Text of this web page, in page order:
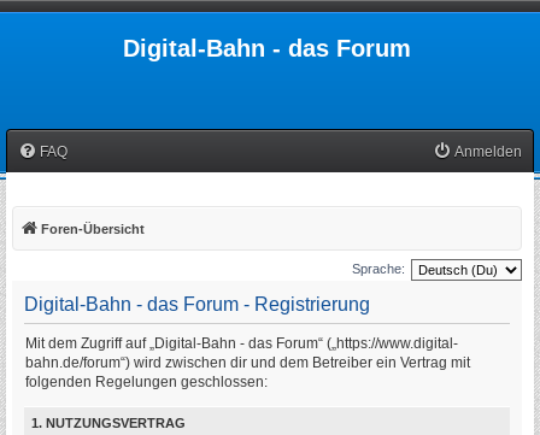
Digital-Bahn - das Forum
FAQ Anmelden
Foren-Übersicht
Sprache:
Digital-Bahn - das Forum - Registrierung
Mit dem Zugriff auf „Digital-Bahn - das Forum“ („https://www.digital-
bahn.de/forum“) wird zwischen dir und dem Betreiber ein Vertrag mit
folgenden Regelungen geschlossen:
1. NUTZUNGSVERTRAG